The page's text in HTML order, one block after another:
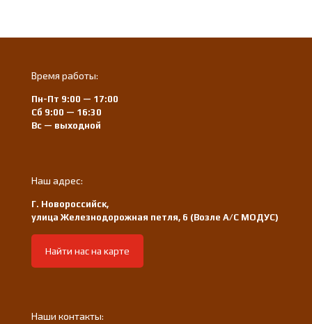
Время работы:
Пн-Пт 9:00 — 17:00
Сб 9:00 — 16:30
Вс — выходной
Наш адрес:
Г. Новороссийск,
улица Железнодорожная петля, 6 (Возле А/С МОДУС)
Найти нас на карте
Наши контакты: